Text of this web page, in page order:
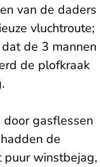
van de daders
vluchtroute;
de 3 mannen
de plofkraak
gasflessen
de
puur winstbejag,